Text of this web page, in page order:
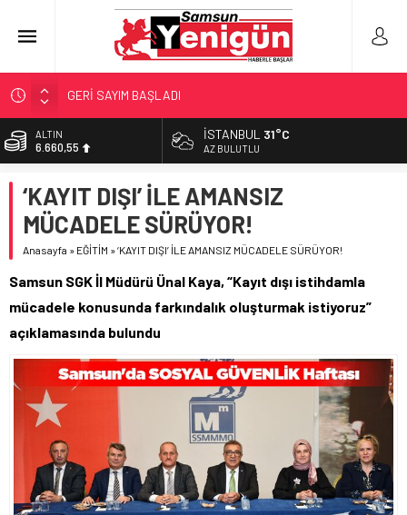
GERİ SAYIM BAŞLADI
SAMSUNSPOR’DA HEDEF 5’İNCİLİK!
‘BAFRA’YA YATIRIM YAPIN!’
YÖNETİCİ SEÇERKEN YAPILAN EN BÜYÜK HATALAR
ALTIN
6.660,55
13.779,39
DOLAR
47,7111
55,1881
İSTANBUL 31°C
AZ BULUTLU
‘KAYIT DIŞI’ İLE AMANSIZ
MÜCADELE SÜRÜYOR!
Anasayfa » EĞİTİM »‘KAYIT DIŞI’ İLE AMANSIZ MÜCADELE SÜRÜYOR!
Samsun SGK İl Müdürü Ünal Kaya, “Kayıt dışı istihdamla
mücadele konusunda farkındalık oluşturmak istiyoruz”
açıklamasında bulundu